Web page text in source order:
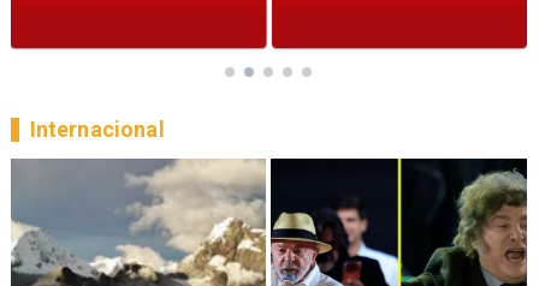
Internacional